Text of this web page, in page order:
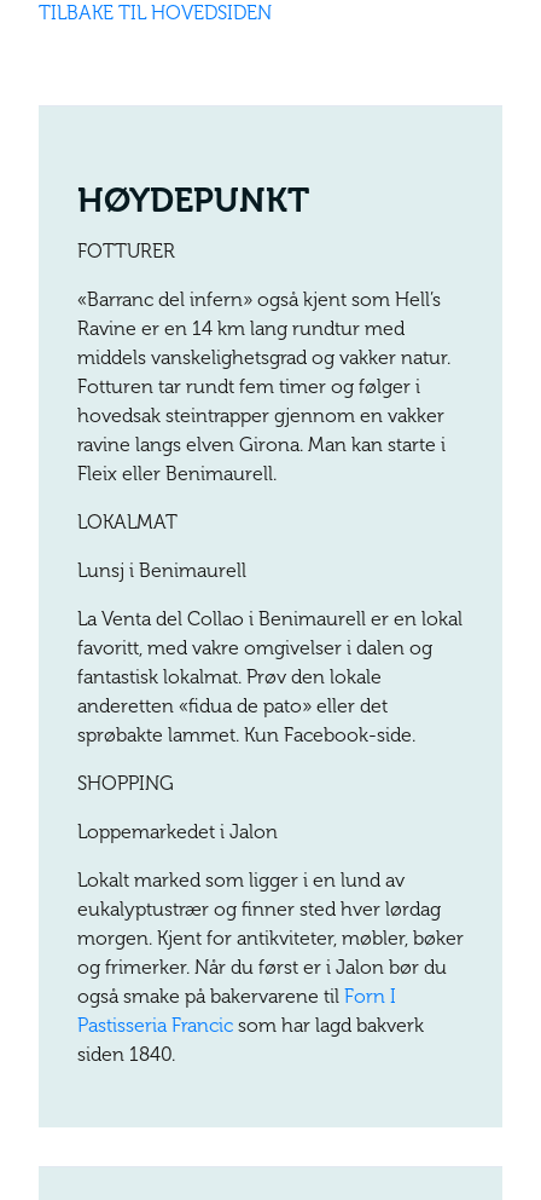
TILBAKE TIL HOVEDSIDEN
HØYDEPUNKT
FOTTURER
«Barranc del infern» også kjent som Hell’s
Ravine er en 14 km lang rundtur med
middels vanskelighetsgrad og vakker natur.
Fotturen tar rundt fem timer og følger i
hovedsak steintrapper gjennom en vakker
ravine langs elven Girona. Man kan starte i
Fleix eller Benimaurell.
LOKALMAT
Lunsj i Benimaurell
La Venta del Collao i Benimaurell er en lokal
favoritt, med vakre omgivelser i dalen og
fantastisk lokalmat. Prøv den lokale
anderetten «fidua de pato» eller det
sprøbakte lammet. Kun Facebook-side.
SHOPPING
Loppemarkedet i Jalon
Lokalt marked som ligger i en lund av
eukalyptustrær og finner sted hver lørdag
morgen. Kjent for antikviteter, møbler, bøker
og frimerker. Når du først er i Jalon bør du
også smake på bakervarene til Forn I
Pastisseria Francic som har lagd bakverk
siden 1840.